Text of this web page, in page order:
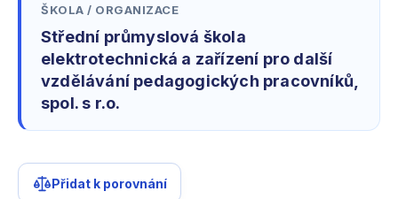
ŠKOLA / ORGANIZACE
Střední průmyslová škola
elektrotechnická a zařízení pro další
vzdělávání pedagogických pracovníků,
spol. s r.o.
Přidat k porovnání